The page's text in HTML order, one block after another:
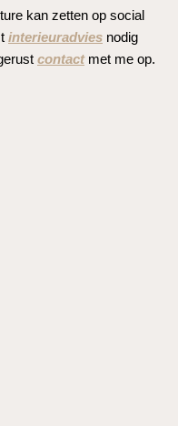
kan zetten op social
interieuradvies nodig
contactmet me op.